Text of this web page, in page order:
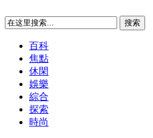
百科
焦點
休閑
娛樂
綜合
探索
時尚